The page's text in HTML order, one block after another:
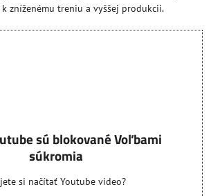
zníženému treniu a vyššej produkcii.
sú blokované Voľbami
súkromia
si načítať Youtube video?